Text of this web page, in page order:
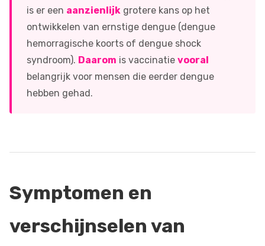
is er een aanzienlijk grotere kans op het
ontwikkelen van ernstige dengue (dengue
hemorragische koorts of dengue shock
syndroom). Daarom is vaccinatie vooral
belangrijk voor mensen die eerder dengue
hebben gehad.
Symptomen en
verschijnselen van